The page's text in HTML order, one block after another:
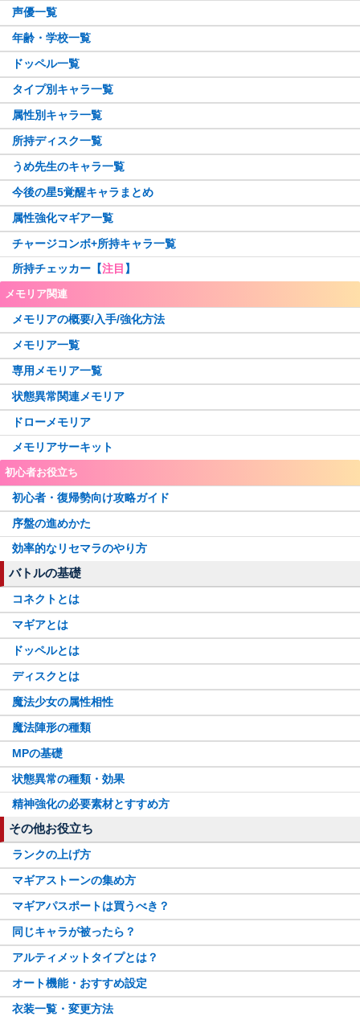
羽川翼
神原駿河
里見灯花
高町なのは
エリザ
水着杏子
南津涼子
安積はぐむ
時女静香
鶴乃・フェリシア宅配ver.
大庭樹里
美琴椿
桐野紗枝
かりん・アリナ
正月静香
ドッペル杏子
アニメウワサの鶴乃
水着いろは
八九寺真宵
水着天音姉妹
土岐すなお
晴着さやか
アイドルレナちゃん
笠音アオ
水着レナかえで
飾利潤
やちよ・みふゆ始まりver.
ウワサのさな
七夕やちよ
波乗りさやか
遊狩ミユリ
アニメやちよ
藍家ひめな
アニメレナ
有愛うらら
水着まどか【
ホーリーアリナ
アリナ・グレイ
相野みと
千石撫子
柊ねむ
広江ちはる
日向茉莉
宮尾時雨
若菜つむぎ
香春ゆうな
水着マミ
栗栖アレクサンドラ
このは・葉月
神楽燦
アニメホーリーマミ
那由他・みかげ
氷室ラビ
鹿目まどか
晴着まどか
粟根こころ
タルト
和泉十七夜
水着ほむら
千秋理子
忍野忍
万年桜のウワサ
いろはちゃん
史乃沙優希
フェイト
いろは・やちよ 決戦ver.
七瀬ゆきか
煌里ひかる
最終タルト
水着万年桜
シスターももこ
巫女環姉妹
三輪みつね
究極まどか先輩
ミヌゥ
紅晴結菜
まどか・いろは
昴かずみ
アニメいろは
F織莉子
真井あかり
星4闇
暁美ほむら
呉キリカ
五十鈴れん
かずみ
天音月夜
リズ
雪野かなえ
梓みふゆ
暁美ほむら(眼鏡Ver.)
百江なぎさ
牧野郁美
環うい
更紗帆奈
古町みくら
Xmas梨花れん
バレンタインなぎさ
水樹塁
小さなキュゥべえ
吸血鬼十七夜
八雲みかげ
灯花・ねむ聖夜ver.
アシュリー
魔女イザボー
里見那由他
入名クシュ
三浦旭
イザボー
黒江
悪魔ほむらちゃん
水着黒江
星4無
八雲みたま
晴着みたま
リヴィア・メディロス
篠目ヨヅル
佐和月出里
人魚ももこ・みたま
ペレネル
牧カオル
観鳥令
三穂野せいら
智珠らんか
枇々木めぐる
ラピヌ
常盤ななか
純美雨
御崎海香
メリッサ
吉良てまり
由貴真里愛
由良蛍
千歳ゆま
安名メル
八神はやて
恵萌花
青葉ちか
星3光
美国織莉子
加賀見まさら
遊佐葉月
まどか先輩
天音月咲
奏遥香
柚希ほとり
星3闇
阿見莉愛
毬子あやか
成見亜里紗
戦場ヶ原ひたぎ
フェリシアちゃん
コルボー
柚希りおん
志伸あきら
空穂夏希
桑水せいか
二葉さな
夏目かこ
春名このみ
都ひなの
鈴鹿さくや
保澄雫
美凪ささら
深月フェリシア
矢宵かのこ
木崎衣美里
声優一覧
年齢・学校一覧
ドッペル一覧
タイプ別キャラ一覧
属性別キャラ一覧
所持ディスク一覧
うめ先生のキャラ一覧
今後の星5覚醒キャラまとめ
属性強化マギア一覧
チャージコンボ+所持キャラ一覧
所持チェッカー【注目 】
メモリア関連
メモリアの概要/入手/強化方法
メモリア一覧
専用メモリア一覧
状態異常関連メモリア
ドローメモリア
メモリアサーキット
初心者お役立ち
初心者・復帰勢向け攻略ガイド
序盤の進めかた
効率的なリセマラのやり方
バトルの基礎
コネクトとは
マギアとは
ドッペルとは
ディスクとは
魔法少女の属性相性
魔法陣形の種類
MPの基礎
状態異常の種類・効果
精神強化の必要素材とすすめ方
その他お役立ち
ランクの上げ方
マギアストーンの集め方
マギアパスポートは買うべき？
同じキャラが被ったら？
アルティメットタイプとは？
オート機能・おすすめ設定
衣装一覧・変更方法